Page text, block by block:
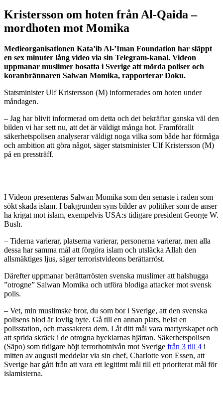
Kristersson om hoten från Al-Qaida –
mordhoten mot Momika
Medieorganisationen Kata’ib Al-’Iman Foundation har släppt
en sex minuter lång video via sin Telegram-kanal. Videon
uppmanar muslimer bosatta i Sverige att mörda poliser och
koranbrännaren Salwan Momika, rapporterar Doku.
Statsminister Ulf Kristersson (M) informerades om hoten under
måndagen.
– Jag har blivit informerad om detta och det bekräftar ganska väl den
bilden vi har sett nu, att det är väldigt många hot. Framförallt
säkerhetspolisen analyserar väldigt noga vilka som både har förmåga
och ambition att göra något, säger statsminister Ulf Kristersson (M)
på en pressträff.
I Videon presenteras Salwan Momika som den senaste i raden som
sökt skada islam. I bakgrunden syns bilder av politiker som de anser
ha krigat mot islam, exempelvis USA:s tidigare president George W.
Bush.
– Tiderna varierar, platserna varierar, personerna varierar, men alla
dessa har samma mål att förgöra islam och utsläcka Allah den
allsmäktiges ljus, säger terroristvideons berättarröst.
Därefter uppmanar berättarrösten svenska muslimer att halshugga
”otrogne” Salwan Momika och utföra blodiga attacker mot svensk
polis.
– Vet, min muslimske bror, du som bor i Sverige, att den svenska
polisens blod är lovlig byte. Gå till en annan plats, helst en
polisstation, och massakrera dem. Låt ditt mål vara martyrskapet och
att sprida skräck i de otrogna hycklarnas hjärtan. Säkerhetspolisen
(Säpo) som tidigare höjt terrorhotnivån mot Sverige från 3 till 4 i
mitten av augusti meddelar via sin chef, Charlotte von Essen, att
Sverige har gått från att vara ett legitimt mål till ett prioriterat mål för
islamisterna.